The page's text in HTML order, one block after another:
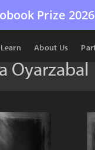
Prize
Learn About Us
Oyarzabal